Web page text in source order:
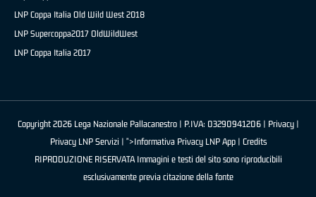
LNP Coppa Italia Old Wild West 2018
LNP Supercoppa2017 OldWildWest
LNP Coppa Italia 2017
Copyright 2026 Lega Nazionale Pallacanestro | P.IVA: 03290941206 | Privacy|
Privacy LNP Servizi | ">Informativa Privacy LNP App | Credits
RIPRODUZIONE RISERVATA Immagini e testi del sito sono riproducibili
esclusivamente previa citazione della fonte